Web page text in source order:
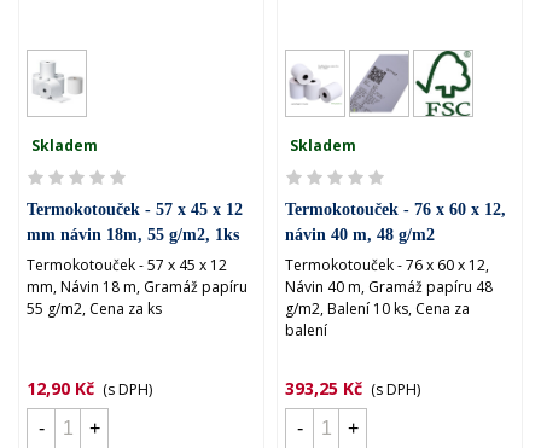
Skladem
Termokotouček - 57 x 45 x 12
mm návin 18m, 55 g/m2, 1ks
Termokotouček - 57 x 45 x 12
mm, Návin 18 m, Gramáž papíru
55 g/m2, Cena za ks
12,90 Kč (s DPH)
-
+
Skladem
Termokotouček - 76 x 60 x 12,
návin 40 m, 48 g/m2
Termokotouček - 76 x 60 x 12,
Návin 40 m, Gramáž papíru 48
g/m2, Balení 10 ks, Cena za
balení
393,25 Kč (s DPH)
-
+